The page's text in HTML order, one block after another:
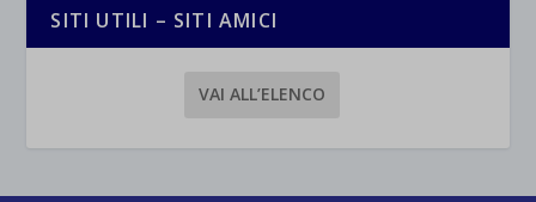
SITI UTILI – SITI AMICI
VAI ALL’ELENCO